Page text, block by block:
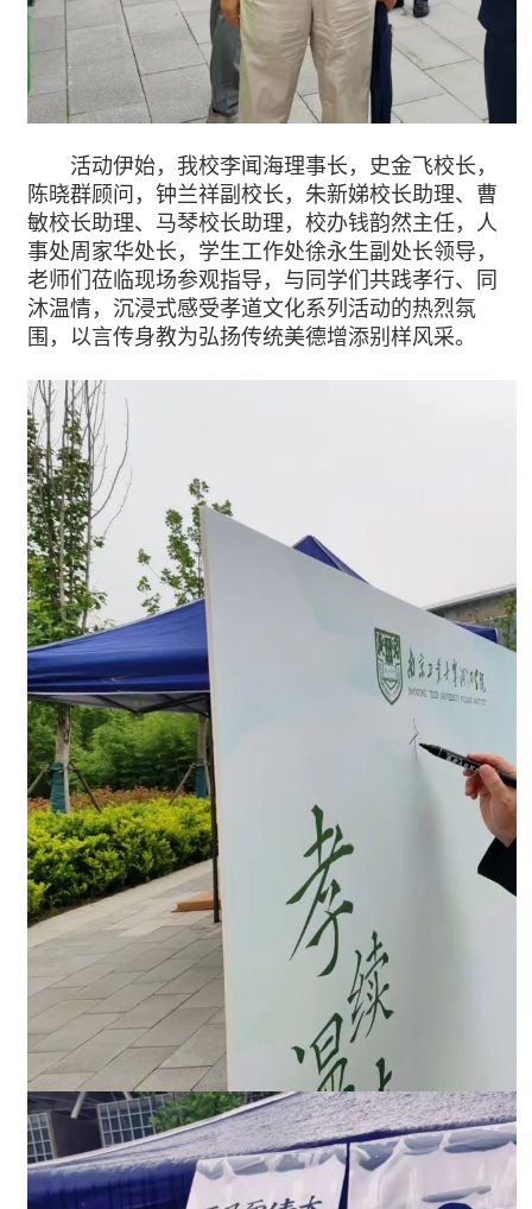
活动伊始，我校李闻海理事长，史金飞校长，
陈晓群顾问，钟兰祥副校长，朱新娣校长助理、曹
敏校长助理、马琴校长助理，校办钱韵然主任，人
事处周家华处长，学生工作处徐永生副处长领导，
老师们莅临现场参观指导，与同学们共践孝行、同
沐温情，沉浸式感受孝道文化系列活动的热烈氛
围，以言传身教为弘扬传统美德增添别样风采。